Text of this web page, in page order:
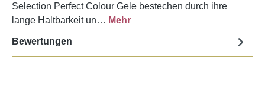
Selection Perfect Colour Gele bestechen durch ihre
lange Haltbarkeit un… Mehr
Bewertungen